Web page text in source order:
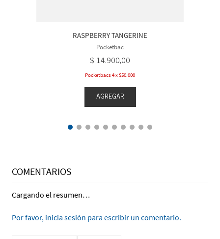
RASPBERRY TANGERINE
Pocketbac
$ 14.900,00
Pocketbacs 4 x $50.000
AGREGAR
COMENTARIOS
Cargando el resumen…
Por favor, inicia sesión para escribir un comentario.